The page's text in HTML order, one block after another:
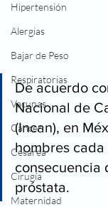
Hipertensión
Alergias
Bajar de Peso
Respiratorias
Vacunas
Cáncer
Cesárea
Cirugía
Maternidad
De acuerdo
Nacional de
(Incan), en
hombres cada
consecuencia
próstata.